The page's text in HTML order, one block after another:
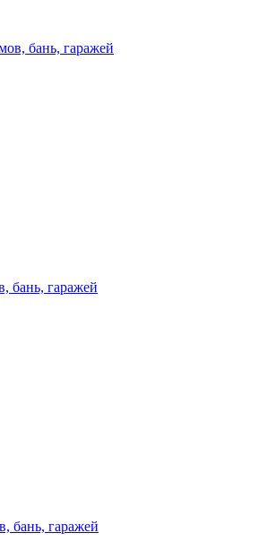
бань, гаражей
бань, гаражей
бань, гаражей